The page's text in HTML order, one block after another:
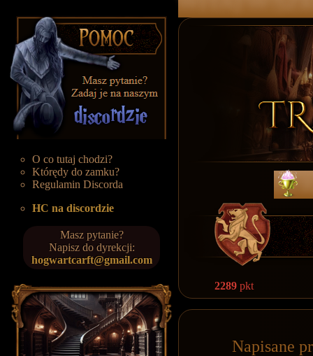
O co tutaj chodzi?
Którędy do zamku?
Regulamin Discorda
HC na discordzie
Masz pytanie?
Napisz do dyrekcji:
hogwartcarft@gmail.com
2289pkt
Napisane